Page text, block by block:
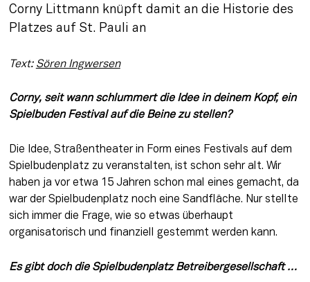
Corny Littmann knüpft damit an die Historie des
Platzes auf St. Pauli an
Text: Sören Ingwersen
Corny, seit wann schlummert die Idee in deinem Kopf, ein
Spielbuden Festival auf die Beine zu stellen?
Die Idee, Straßentheater in Form eines Festivals auf dem
Spielbudenplatz zu veranstalten, ist schon sehr alt. Wir
haben ja vor etwa 15 Jahren schon mal eines gemacht, da
war der Spielbudenplatz noch eine Sandfläche. Nur stellte
sich immer die Frage, wie so etwas überhaupt
organisatorisch und finanziell gestemmt werden kann.
Es gibt doch die Spielbudenplatz Betreibergesellschaft …